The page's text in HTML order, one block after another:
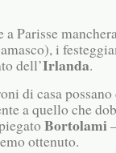
a Parisse
i
dell’Irlanda.
di casa
a quello che
Bortolami
ottenuto.